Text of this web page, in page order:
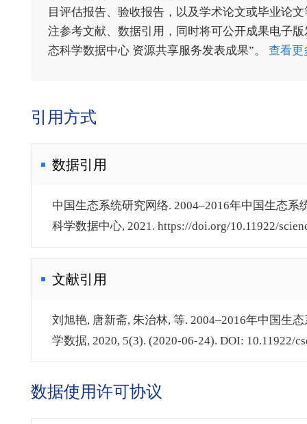
目评估报告、验收报告，以及学术论文或毕业论
注参考文献、数据引用，同时将可公开成果电子
态科学数据中心 资源共享服务发表成果”。 查看
引用方式
数据引用
中国生态系统研究网络. 2004–2016年中国生态
科学数据中心, 2021. https://doi.org/10.11922/
文献引用
刘旭艳, 唐新斋, 朱治林, 等. 2004–2016年中国生
学数据, 2020, 5(3). (2020-06-24). DOI: 10.11922/
数据使用许可协议